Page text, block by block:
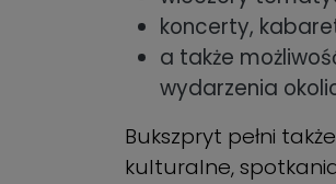
koncerty,
a także
wydarzenia
Bukszpryt pełni
kulturalne,